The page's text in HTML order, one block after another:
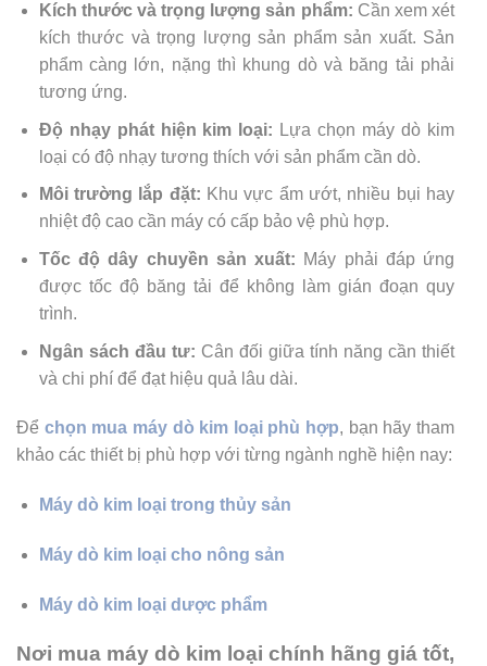
Kích thước và trọng lượng sản phẩm: Cần xem xét
kích thước và trọng lượng sản phẩm sản xuất. Sản
phẩm càng lớn, nặng thì khung dò và băng tải phải
tương ứng.
Độ nhạy phát hiện kim loại: Lựa chọn máy dò kim
loại có độ nhạy tương thích với sản phẩm cần dò.
Môi trường lắp đặt: Khu vực ẩm ướt, nhiều bụi hay
nhiệt độ cao cần máy có cấp bảo vệ phù hợp.
Tốc độ dây chuyền sản xuất: Máy phải đáp ứng
được tốc độ băng tải để không làm gián đoạn quy
trình.
Ngân sách đầu tư: Cân đối giữa tính năng cần thiết
và chi phí để đạt hiệu quả lâu dài.
Để chọn mua máy dò kim loại phù hợp, bạn hãy tham
khảo các thiết bị phù hợp với từng ngành nghề hiện nay:
Máy dò kim loại trong thủy sản
Máy dò kim loại cho nông sản
Máy dò kim loại dược phẩm
Nơi mua máy dò kim loại chính hãng giá tốt,